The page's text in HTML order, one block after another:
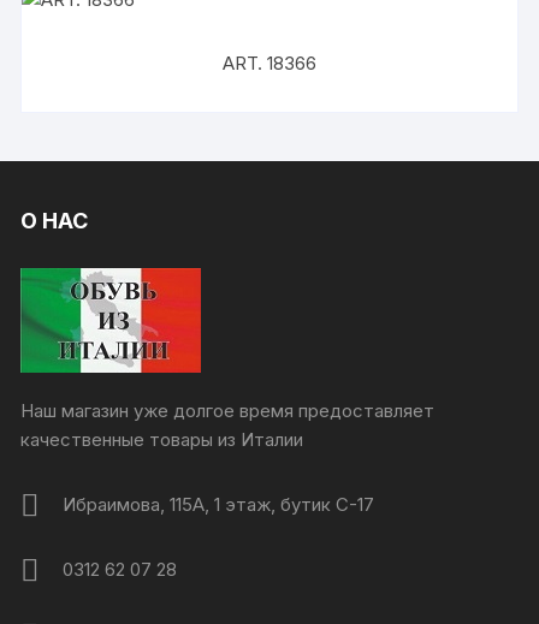
ART. 18366
О НАС
Наш магазин уже долгое время предоставляет
качественные товары из Италии
Ибраимова, 115А, 1 этаж, бутик C-17
0312 62 07 28